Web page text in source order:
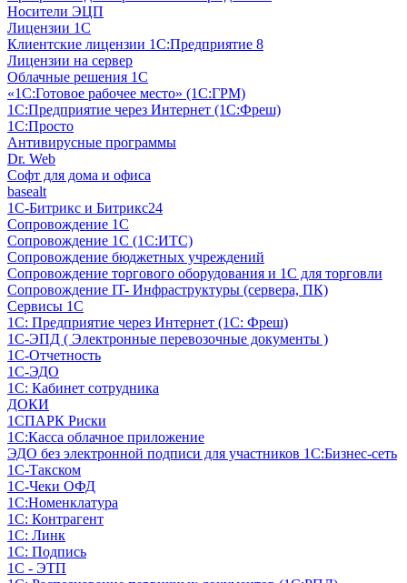
Носители ЭЦП
Лицензии 1С
Клиентские лицензии 1С:Предприятие 8
Лицензии на сервер
Облачные решения 1С
«1C:Готовое рабочее место» (1С:ГРМ)
1С:Предприятие через Интернет (1С:Фреш)
1С:Просто
Антивирусные программы
Dr. Web
Софт для дома и офиса
basealt
1С-Битрикс и Битрикс24
Сопровождение 1С
Сопровождение 1С (1С:ИТС)
Сопровождение бюджетных учреждений
Сопровождение торгового оборудования и 1С для торговли
Сопровождение IT- Инфраструктуры (сервера, ПК)
Сервисы 1С
1С: Предприятие через Интернет (1С: Фреш)
1С-ЭПД ( Электронные перевозочные документы )
1С-Отчетность
1С-ЭДО
1С: Кабинет сотрудника
ДОКИ
1СПАРК Риски
1С:Касса облачное приложение
ЭДО без электронной подписи для участников 1С:Бизнес-сеть
1С-Такском
1С-Чеки ОФД
1С:Номенклатура
1С: Контрагент
1С: Линк
1С: Подпись
1С - ЭТП